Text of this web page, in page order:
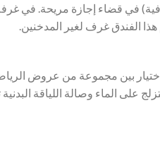
في قضاء إجازة مريحة. في
الفندق غرف لغير المدخنين.
بين مجموعة من عروض
على الماء وصالة اللياقة